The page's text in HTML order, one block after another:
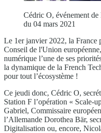
Cédric O, événement
du 04 mars 2021
Le 1er janvier 2022, la France
Conseil de l'Union
numérique l’une de ses
la dynamique de la French
pour tout l’écosystème !
Ce jeudi donc, Cédric O,
Station F l’opération « Scale-
Gabriel, Commissaire
l’Allemande Dorothea Bär,
Digitalisation ou, encore,